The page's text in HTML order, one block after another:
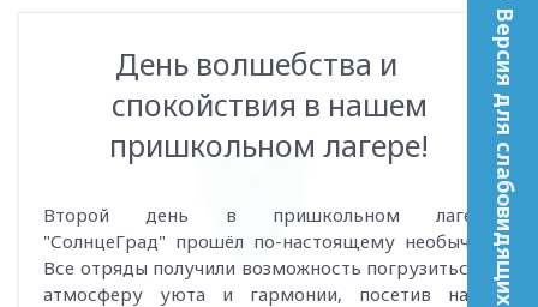
Версия для слабовидящих
День волшебства и
спокойствия в нашем
пришкольном лагере!
Второй день в пришкольном лагере
"СолнцеГрад" прошёл по-настоящему необычно.
Все отряды получили возможность погрузиться в
атмосферу уюта и гармонии, посетив нашу